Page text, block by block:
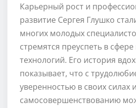
Карьерный рост и
развитие Сергея Глушко
многих молодых
стремятся преуспеть в
технологий. Его история
показывает, что с
уверенностью в своих силах
самосовершенствованию